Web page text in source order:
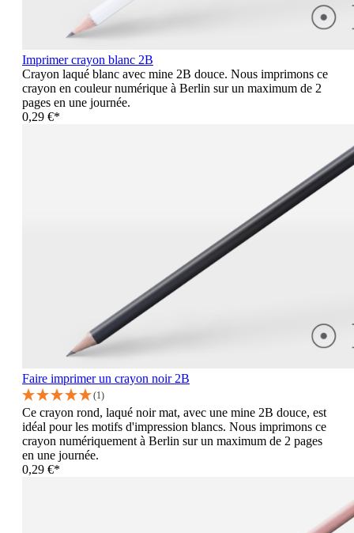
Imprimer crayon blanc 2B
Crayon laqué blanc avec mine 2B douce. Nous imprimons ce
crayon en couleur numérique à Berlin sur un maximum de 2
pages en une journée.
0,29 €*
Faire imprimer un crayon noir 2B
(1)
Ce crayon rond, laqué noir mat, avec une mine 2B douce, est
idéal pour les motifs d'impression blancs. Nous imprimons ce
crayon numériquement à Berlin sur un maximum de 2 pages
en une journée.
0,29 €*